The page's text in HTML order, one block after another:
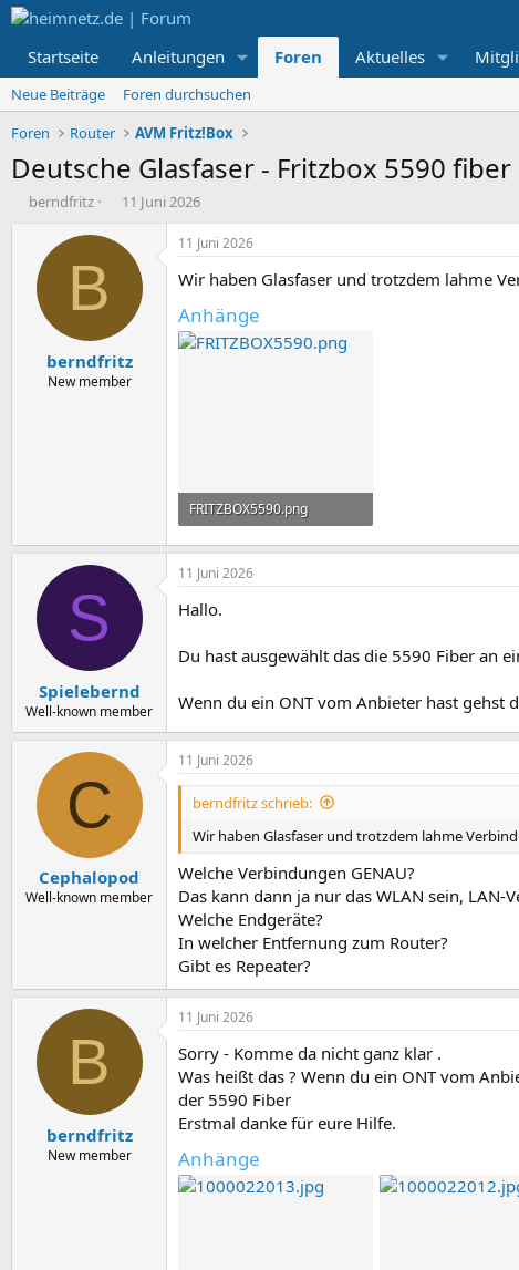
Startseite Anleitungen Foren Aktuelles
Neue Beiträge
Foren durchsuchen
Foren
Router AVM Fritz!Box
Deutsche Glasfaser - Fritzbox 5590 fiber
E
berndfritz
E
s
a
m
11 Juni 2026
B
berndfritz
New member
11 Juni 2026
Wir haben Glasfaser und trotzdem lahme
Anhänge
FRITZBOX5590.png
217 KB · Aufrufe: 15
S
Spielebernd
Well-known member
11 Juni 2026
Hallo.
Du hast ausgewählt das die 5590 Fiber an
Wenn du ein ONT vom Anbieter hast gehst
C
Cephalopod
Well-known member
11 Juni 2026
berndfritz schrieb:
Wir haben Glasfaser und trotzdem lahme
Welche Verbindungen GENAU?
Das kann dann ja nur das WLAN sein,
Welche Endgeräte?
In welcher Entfernung zum Router?
Gibt es Repeater?
B
berndfritz
New member
11 Juni 2026
Sorry - Komme da nicht ganz klar .
Was heißt das ? Wenn du ein ONT vom
der 5590 Fiber
Erstmal danke für eure Hilfe.
Anhänge